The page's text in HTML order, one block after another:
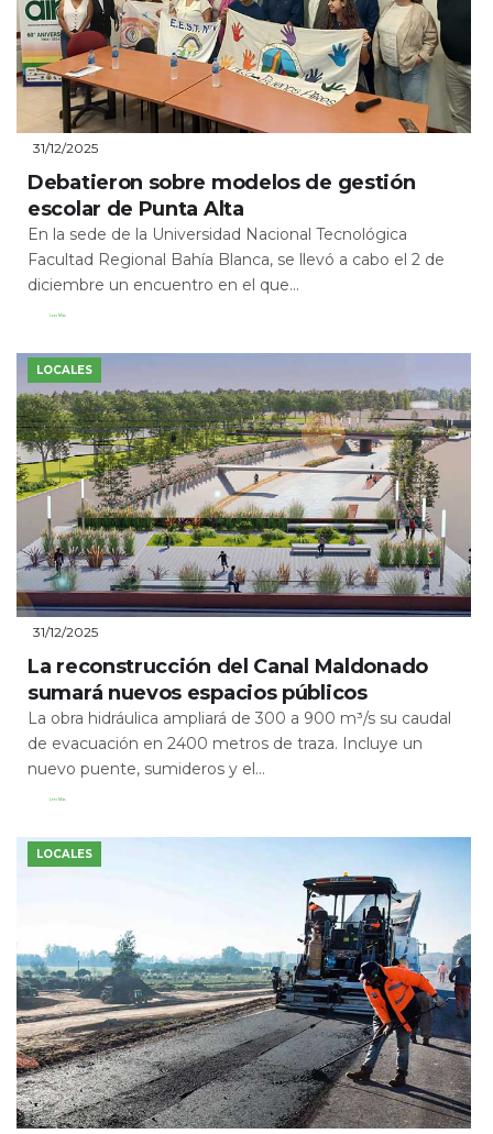
31/12/2025
Debatieron sobre modelos de gestión
escolar de Punta Alta
En la sede de la Universidad Nacional Tecnológica
Facultad Regional Bahía Blanca, se llevó a cabo el 2 de
diciembre un encuentro en el que...
Leer Más
LOCALES
31/12/2025
La reconstrucción del Canal Maldonado
sumará nuevos espacios públicos
La obra hidráulica ampliará de 300 a 900 m³/s su caudal
de evacuación en 2400 metros de traza. Incluye un
nuevo puente, sumideros y el...
Leer Más
LOCALES